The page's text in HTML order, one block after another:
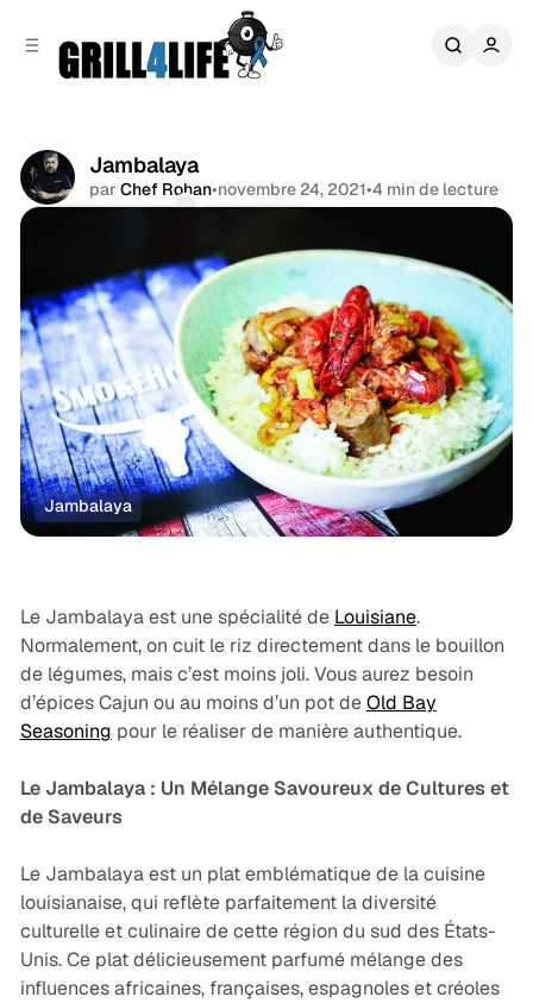
Jambalaya
par Chef Rohan•novembre 24, 2021•4 min de lecture
Jambalaya
Poissons Porc Volailles USA
Le Jambalaya est une spécialité de Louisiane.
Normalement, on cuit le riz directement dans le bouillon
de légumes, mais c’est moins joli. Vous aurez besoin
d’épices Cajun ou au moins d’un pot deOld Bay
Seasoning pour le réaliser de manière authentique.
Le Jambalaya : Un Mélange Savoureux de Cultures et
de Saveurs
Le Jambalaya est un plat emblématique de la cuisine
louisianaise, qui reflète parfaitement la diversité
culturelle et culinaire de cette région du sud des États-
Unis. Ce plat délicieusement parfumé mélange des
influences africaines, françaises, espagnoles et créoles